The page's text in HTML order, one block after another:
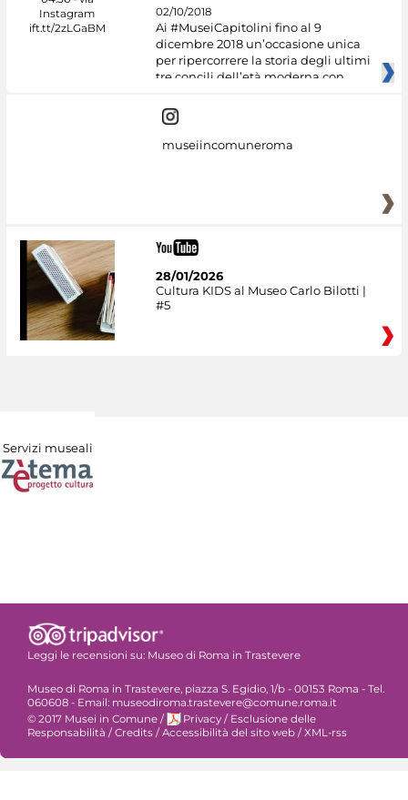
02/10/2018
Ai #MuseiCapitolini fino al 9
dicembre 2018 un’occasione unica
per ripercorrere la storia degli ultimi
tre concili dell’età moderna con
museiincomuneroma
28/01/2026
Cultura KIDS al Museo Carlo Bilotti |
#5
Servizi museali
Leggi le recensioni su: Museo di Roma in Trastevere
Museo di Roma in Trastevere, piazza S. Egidio, 1/b - 00153 Roma - Tel.
060608 - Email: museodiroma.trastevere@comune.roma.it
© 2017 Musei in Comune / Privacy / Esclusione delle
Responsabilità / Credits / Accessibilità del sito web / XML-rss